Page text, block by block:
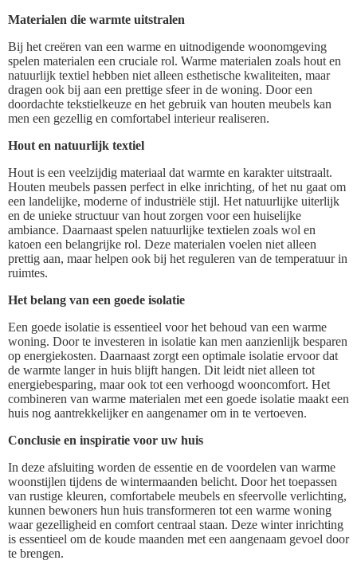
Materialen die warmte uitstralen
Bij het creëren van een warme en uitnodigende woonomgeving
spelen materialen een cruciale rol. Warme materialen zoals hout en
natuurlijk textiel hebben niet alleen esthetische kwaliteiten, maar
dragen ook bij aan een prettige sfeer in de woning. Door een
doordachte tekstielkeuze en het gebruik van houten meubels kan
men een gezellig en comfortabel interieur realiseren.
Hout en natuurlijk textiel
Hout is een veelzijdig materiaal dat warmte en karakter uitstraalt.
Houten meubels passen perfect in elke inrichting, of het nu gaat om
een landelijke, moderne of industriële stijl. Het natuurlijke uiterlijk
en de unieke structuur van hout zorgen voor een huiselijke
ambiance. Daarnaast spelen natuurlijke textielen zoals wol en
katoen een belangrijke rol. Deze materialen voelen niet alleen
prettig aan, maar helpen ook bij het reguleren van de temperatuur in
ruimtes.
Het belang van een goede isolatie
Een goede isolatie is essentieel voor het behoud van een warme
woning. Door te investeren in isolatie kan men aanzienlijk besparen
op energiekosten. Daarnaast zorgt een optimale isolatie ervoor dat
de warmte langer in huis blijft hangen. Dit leidt niet alleen tot
energiebesparing, maar ook tot een verhoogd wooncomfort. Het
combineren van warme materialen met een goede isolatie maakt een
huis nog aantrekkelijker en aangenamer om in te vertoeven.
Conclusie en inspiratie voor uw huis
In deze afsluiting worden de essentie en de voordelen van warme
woonstijlen tijdens de wintermaanden belicht. Door het toepassen
van rustige kleuren, comfortabele meubels en sfeervolle verlichting,
kunnen bewoners hun huis transformeren tot een warme woning
waar gezelligheid en comfort centraal staan. Deze winter inrichting
is essentieel om de koude maanden met een aangenaam gevoel door
te brengen.